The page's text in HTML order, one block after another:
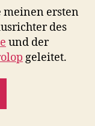
bei
Nacht
meinen ersten
des
und der
geleitet.